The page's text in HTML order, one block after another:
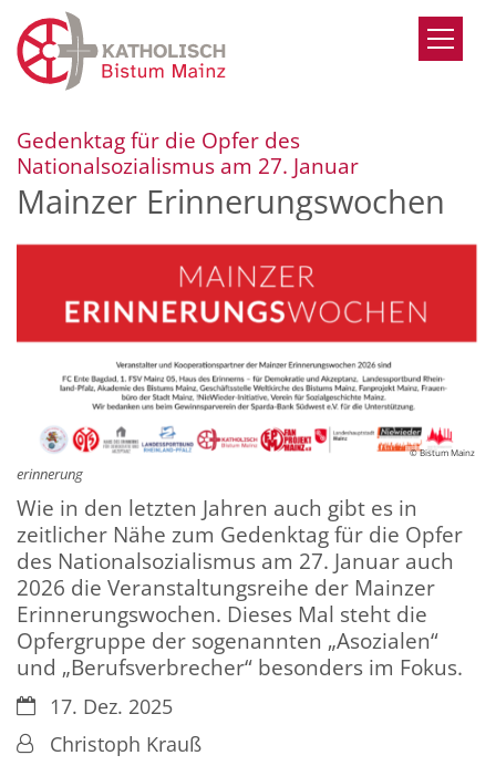
Zum Inhalt springen
Gedenktag für die Opfer des
Nationalsozialismus am 27. Januar:
Mainzer Erinnerungswochen
© Bistum Mainz
erinnerung
Wie in den letzten Jahren auch gibt es in
zeitlicher Nähe zum Gedenktag für die Opfer
des Nationalsozialismus am 27. Januar auch
2026 die Veranstaltungsreihe der Mainzer
Erinnerungswochen. Dieses Mal steht die
Opfergruppe der sogenannten „Asozialen“
und „Berufsverbrecher“ besonders im Fokus.
Datum:17. Dez. 2025
Von:Christoph Krauß